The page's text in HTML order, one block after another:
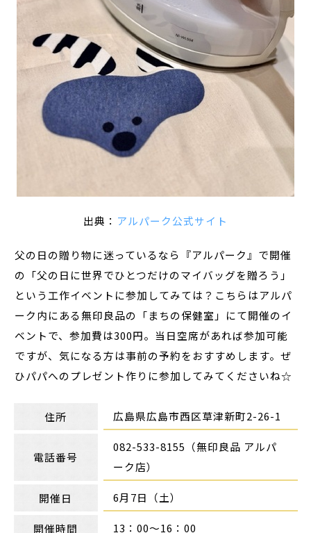
出典： アルパーク公式サイト
父の日の贈り物に迷っているなら『アルパーク』で開催
の「父の日に世界でひとつだけのマイバッグを贈ろう」
という工作イベントに参加してみては？こちらはアルパ
ーク内にある無印良品の「まちの保健室」にて開催のイ
ベントで、参加費は300円。当日空席があれば参加可能
ですが、気になる方は事前の予約をおすすめします。ぜ
ひパパへのプレゼント作りに参加してみてくださいね☆
住所 広島県広島市西区草津新町2-26-1
電話番号
082-533-8155（無印良品 アルパ
ーク店）
開催日 6月7日（土）
開催時間 13：00～16：00